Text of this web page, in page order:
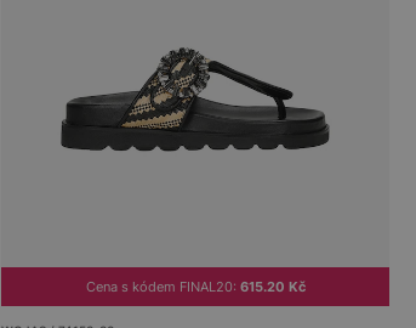
Cena s kódem FINAL20: 615.20 Kč